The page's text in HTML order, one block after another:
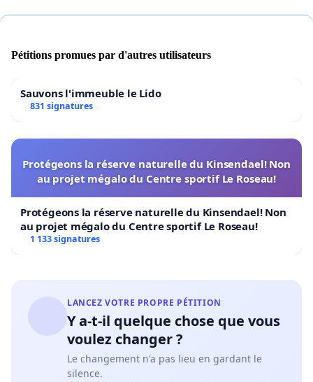
Pétitions promues par d'autres utilisateurs
Sauvons l'immeuble le Lido
831 signatures
Protégeons la réserve naturelle du Kinsendael! Non
au projet mégalo du Centre sportif Le Roseau!
Protégeons la réserve naturelle du Kinsendael! Non
au projet mégalo du Centre sportif Le Roseau!
1 133 signatures
LANCEZ VOTRE PROPRE PÉTITION
Y a-t-il quelque chose que vous
voulez changer ?
Le changement n'a pas lieu en gardant le
silence.